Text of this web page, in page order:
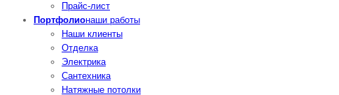
Прайс-лист
Портфолионаши работы
Наши клиенты
Отделка
Электрика
Сантехника
Натяжные потолки